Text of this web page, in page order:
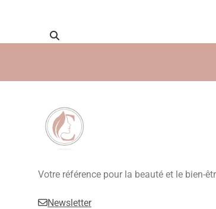
Beauté,
Votre référence pour la beauté et le bien-
Newsletter